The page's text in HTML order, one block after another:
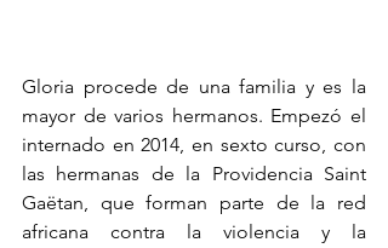
Gloria procede de una familia y es la
mayor de varios hermanos. Empezó el
internado en 2014, en sexto curso, con
las hermanas de la Providencia Saint
Gaëtan, que forman parte de la red
africana contra la violencia y la